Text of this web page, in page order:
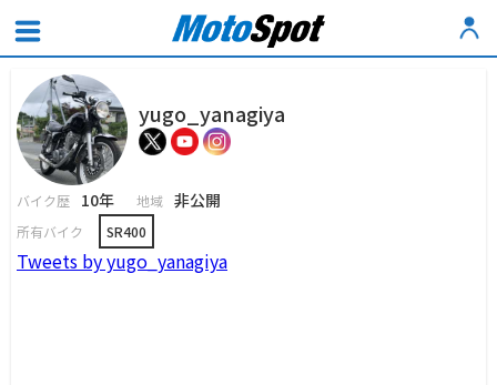
yugo_yanagiya
バイク歴 10年 地域 非公開
所有バイク SR400
Tweets by yugo_yanagiya